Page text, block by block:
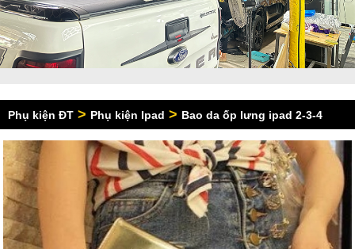
Phụ kiện ĐT > Phụ kiện Ipad > Bao da ốp lưng ipad 2-3-4